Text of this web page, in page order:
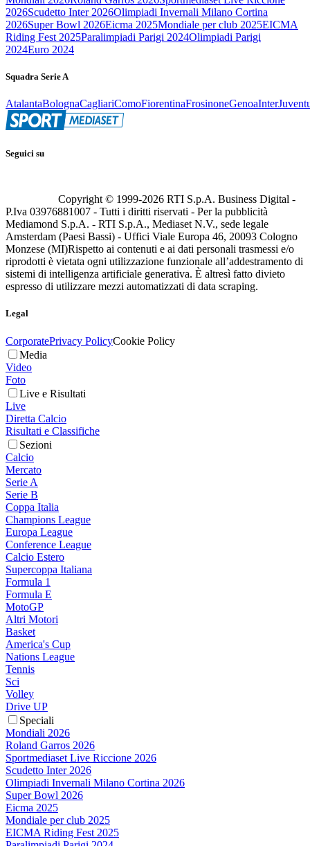
2026Scudetto Inter 2026Olimpiadi Invernali Milano Cortina
2026Super Bowl 2026Eicma 2025Mondiale per club 2025EICMA
Riding Fest 2025Paralimpiadi Parigi 2024Olimpiadi Parigi
2024Euro 2024
Squadra Serie A
AtalantaBolognaCagliariComoFiorentinaFrosinoneGenoaInter
Seguici su
Copyright © 1999-2026 RTI S.p.A. Business Digital -
P.Iva 03976881007 - Tutti i diritti riservati - Per la pubblicità
Mediamond S.p.A. - RTI S.p.A., Mediaset N.V., sede legale
Amsterdam (Paesi Bassi) - Uffici Viale Europa 46, 20093 Cologno
Monzese (MI)Rispetto ai contenuti e ai dati personali trasmessi e/o
riprodotti è vietata ogni utilizzazione funzionale all’addestramento di
sistemi di intelligenza artificiale generativa. È altresì fatto divieto
espresso di utilizzare mezzi automatizzati di data scraping.
Legal
CorporatePrivacy PolicyCookie Policy
Media
Video
Foto
Live e Risultati
Live
Diretta Calcio
Risultati e Classifiche
Sezioni
Calcio
Mercato
Serie A
Serie B
Coppa Italia
Champions League
Europa League
Conference League
Calcio Estero
Supercoppa Italiana
Formula 1
Formula E
MotoGP
Altri Motori
Basket
America's Cup
Nations League
Tennis
Sci
Volley
Drive UP
Speciali
Mondiali 2026
Roland Garros 2026
Sportmediaset Live Riccione 2026
Scudetto Inter 2026
Olimpiadi Invernali Milano Cortina 2026
Super Bowl 2026
Eicma 2025
Mondiale per club 2025
EICMA Riding Fest 2025